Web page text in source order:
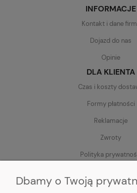
INFORMACJE
Kontakt i dane
Dojazd do nas
Opinie
DLA KLIENTA
Czas i koszty
Formy płatności
Reklamacje
Zwroty
Polityka
Dbamy o Twoją